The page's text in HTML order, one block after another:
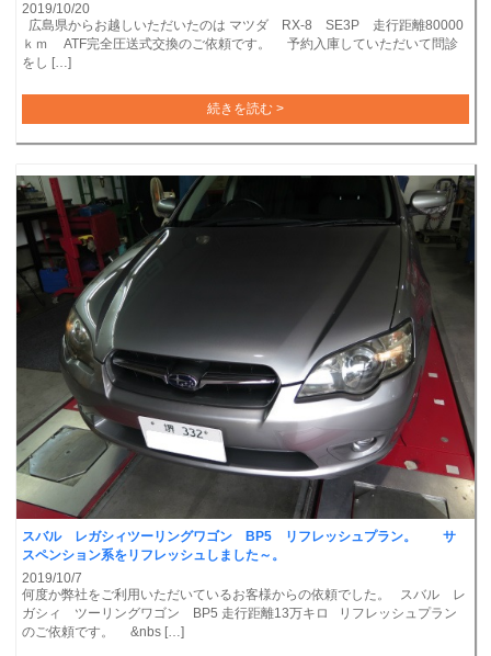
2019/10/20
広島県からお越しいただいたのは マツダ RX-8 SE3P 走行距離80000
ｋｍ ATF完全圧送式交換のご依頼です。 予約入庫していただいて問診
をし […]
続きを読む >
スバル レガシィツーリングワゴン BP5 リフレッシュプラン。 サ
スペンション系をリフレッシュしました～。
2019/10/7
何度か弊社をご利用いただいているお客様からの依頼でした。 スバル レ
ガシィ ツーリングワゴン BP5 走行距離13万キロ リフレッシュプラン
のご依頼です。 &nbs […]